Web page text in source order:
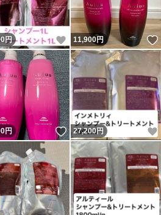
！
円 いいね！
11,900円
！
円 いいね！
27,200円